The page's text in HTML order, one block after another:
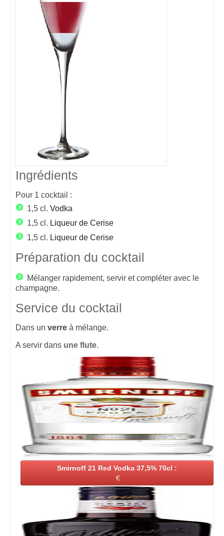
Ingrédients
Pour 1 cocktail :
1,5 cl. Vodka
1,5 cl. Liqueur de Cerise
1,5 cl. Liqueur de Cerise
Préparation du cocktail
Mélanger rapidement, servir et compléter avec le
champagne.
Service du cocktail
Dans un verre à mélange.
A servir dans une flute.
Smirnoff 21 Red Vodka 37,5% 70cl :
€